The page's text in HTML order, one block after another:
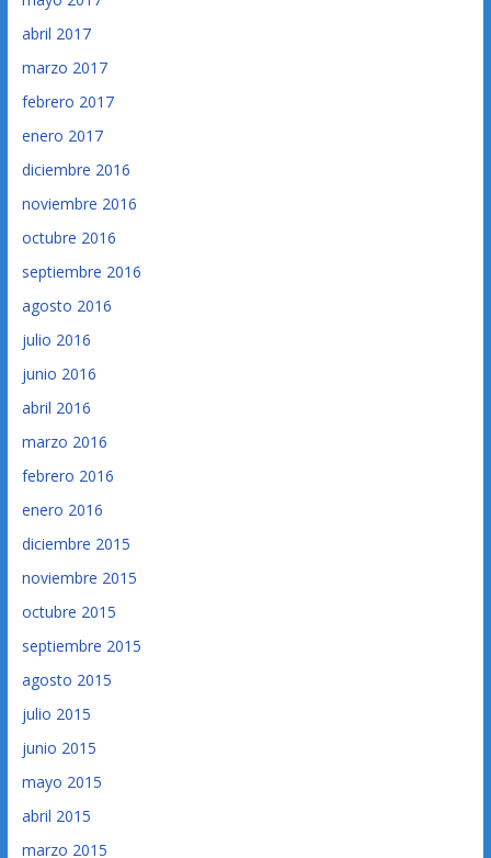
abril 2017
marzo 2017
febrero 2017
enero 2017
diciembre 2016
noviembre 2016
octubre 2016
septiembre 2016
agosto 2016
julio 2016
junio 2016
abril 2016
marzo 2016
febrero 2016
enero 2016
diciembre 2015
noviembre 2015
octubre 2015
septiembre 2015
agosto 2015
julio 2015
junio 2015
mayo 2015
abril 2015
marzo 2015